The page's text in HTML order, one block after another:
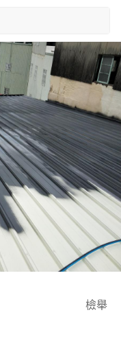
檢舉